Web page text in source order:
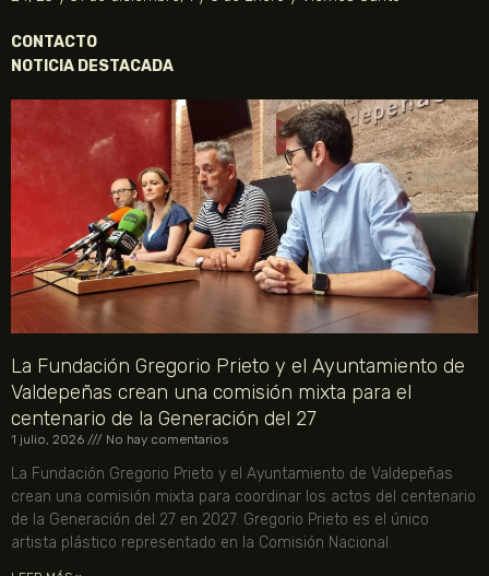
CONTACTO
NOTICIA DESTACADA
La Fundación Gregorio Prieto y el Ayuntamiento de
Valdepeñas crean una comisión mixta para el
centenario de la Generación del 27
1 julio, 2026 No hay comentarios
La Fundación Gregorio Prieto y el Ayuntamiento de Valdepeñas
crean una comisión mixta para coordinar los actos del centenario
de la Generación del 27 en 2027. Gregorio Prieto es el único
artista plástico representado en la Comisión Nacional.